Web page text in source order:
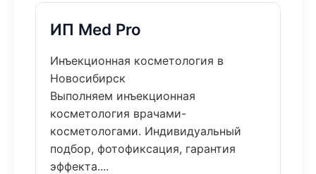
ИП Med Pro
Инъекционная косметология в
Новосибирск
Выполняем инъекционная
косметология врачами-
косметологами. Индивидуальный
подбор, фотофиксация, гарантия
эффекта....